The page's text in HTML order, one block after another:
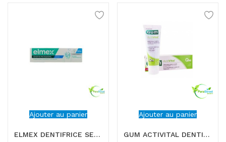
Ajouter au panier
ELMEX DENTIFRICE SENSITIVE PROFESSIONAL BLANCHEUR 75ML
Ajouter au panier
GUM ACTIVITAL DENTIFRICE 75ML